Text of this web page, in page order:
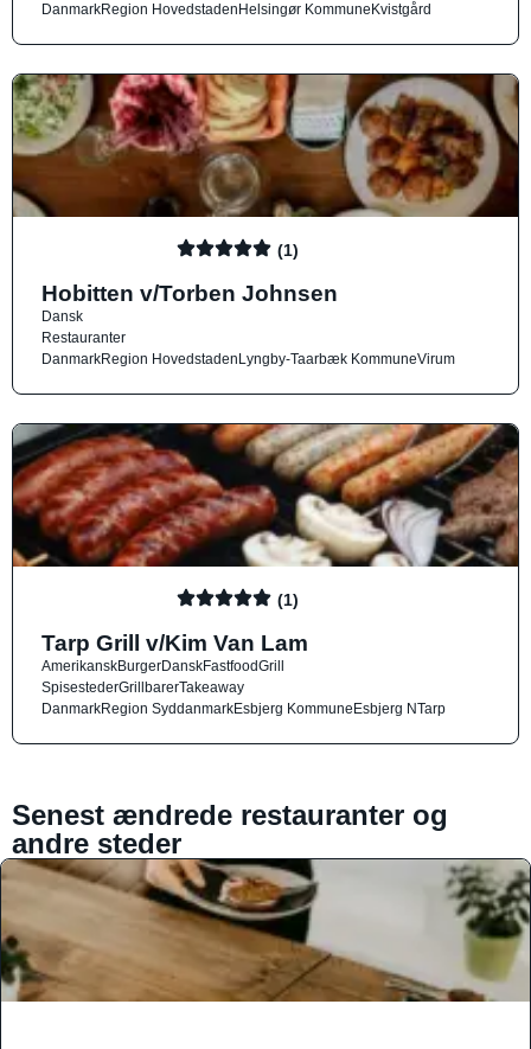
DanmarkRegion HovedstadenHelsingør KommuneKvistgård
(1)
Hobitten v/Torben Johnsen
Dansk
Restauranter
DanmarkRegion HovedstadenLyngby-Taarbæk KommuneVirum
(1)
Tarp Grill v/Kim Van Lam
AmerikanskBurgerDanskFastfoodGrill
SpisestederGrillbarerTakeaway
DanmarkRegion SyddanmarkEsbjerg KommuneEsbjerg NTarp
Senest ændrede restauranter og
andre steder